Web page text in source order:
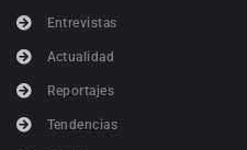
Entrevistas
Actualidad
Reportajes
Tendencias